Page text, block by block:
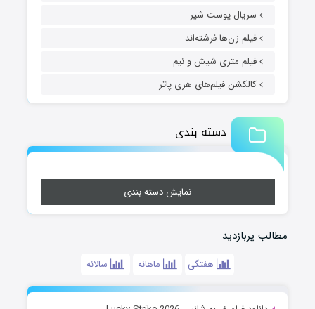
سریال پوست شیر
فیلم زن‌ها فرشته‌اند
فیلم متری شیش و نیم
کالکشن فیلم‌های هری پاتر
دسته بندی
نمایش دسته بندی
مطالب پربازدید
هفتگی ماهانه سالانه